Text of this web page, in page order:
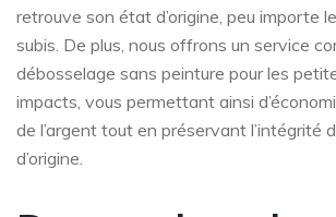
retrouve son état d’origine, peu importe
subis. De plus, nous offrons un service
débosselage sans peinture pour les
impacts, vous permettant ainsi
de l’argent tout en préservant l’intégrité
d’origine.